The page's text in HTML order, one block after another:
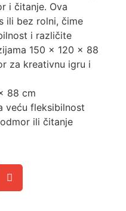
i čitanje. Ova
ili bez rolni, čime
i različite
150 x 120 x 88
za kreativnu igru i
88 cm
veću fleksibilnost
ili čitanje